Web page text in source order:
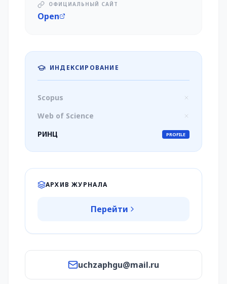
ОФИЦИАЛЬНЫЙ САЙТ
Open
ИНДЕКСИРОВАНИЕ
Scopus
Web of Science
РИНЦ
PROFILE
АРХИВ ЖУРНАЛА
Перейти
uchzaphgu@mail.ru